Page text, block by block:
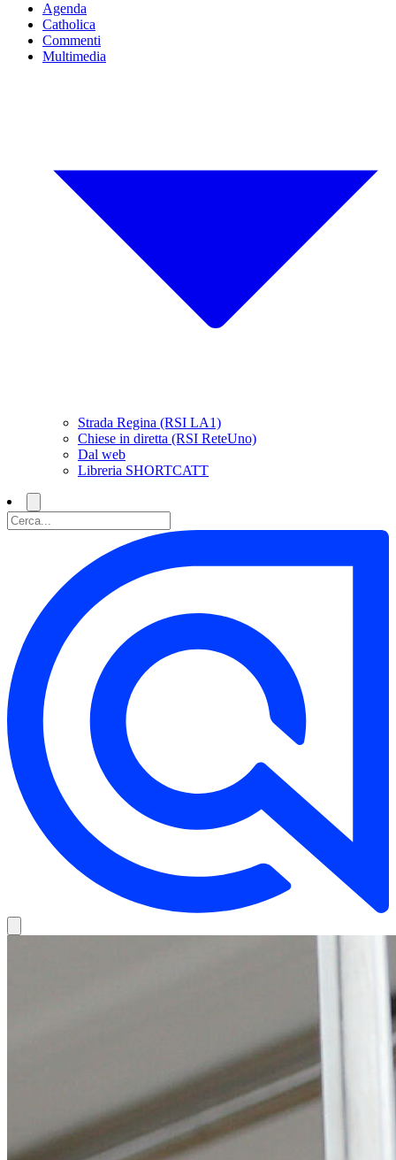
Agenda
Catholica
Commenti
Multimedia
Strada Regina (RSI LA1)
Chiese in diretta (RSI ReteUno)
Dal web
Libreria SHORTCATT